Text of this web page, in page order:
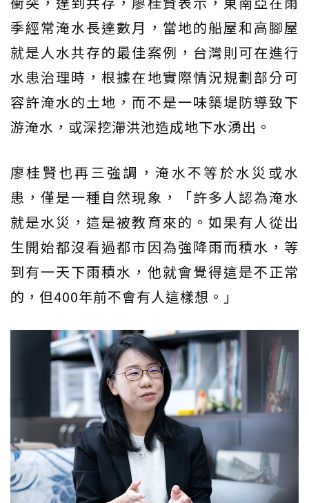
季經常淹水長達數月，當地的船屋和高腳屋
就是人水共存的最佳案例，台灣則可在進行
水患治理時，根據在地實際情況規劃部分可
容許淹水的土地，而不是一味築堤防導致下
游淹水，或深挖滯洪池造成地下水湧出。
廖桂賢也再三強調，淹水不等於水災或水
患，僅是一種自然現象，「許多人認為淹水
就是水災，這是被教育來的。如果有人從出
生開始都沒看過都市因為強降雨而積水，等
到有一天下雨積水，他就會覺得這是不正常
的，但400年前不會有人這樣想。」